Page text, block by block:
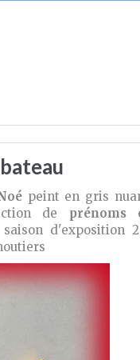
peint en gris
de prénoms
d'exposition